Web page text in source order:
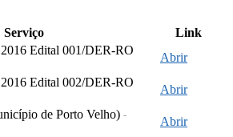
Serviço
Link
Edital 001/DER-RO
Abrir
Edital 002/DER-RO
Abrir
de Porto Velho) -
Abrir